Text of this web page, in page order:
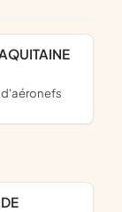
d'aéronefs